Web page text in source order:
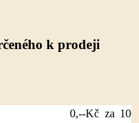
k prodeji
0,--Kč za 10